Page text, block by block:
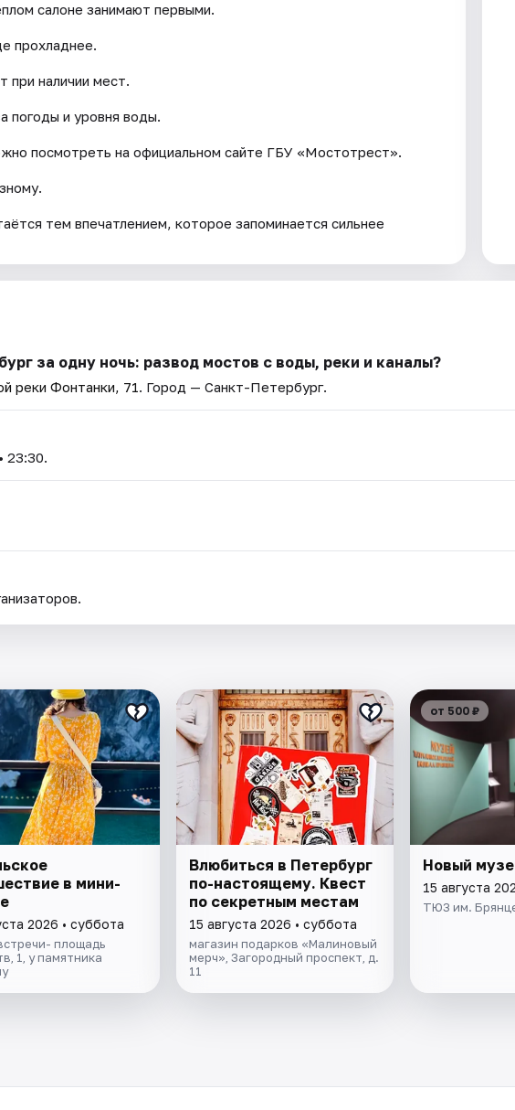
салоне занимают первыми.
прохладнее.
при наличии мест.
погоды и уровня воды.
посмотреть на официальном сайте ГБУ «Мостотрест».
тем впечатлением, которое запоминается сильнее
за одну ночь: развод мостов с воды, реки и каналы?
реки Фонтанки, 71. Город — Санкт-Петербург.
23:30.
в мини-
2026 • суббота
площадь
1, у памятника
Влюбиться в Петербург
по-настоящему. Квест
по секретным местам
15 августа 2026 • суббота
магазин подарков «Малиновый
мерч», Загородный проспект, д.
11
от 500 ₽
Новый
15 августа
ТЮЗ им.